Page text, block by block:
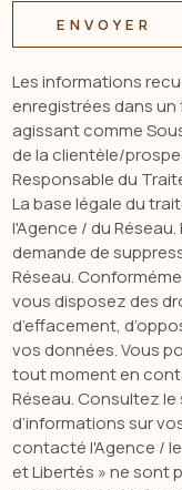
ENVOYER
Les informations
enregistrées dans
agissant comme
de la clientèle/
Responsable du
La base légale du
l'Agence / du
demande de
Réseau.
vous disposez des
d’effacement,
vos données. Vous
tout moment en
Réseau. Consultez le
d’informations sur
contacté l'Agence /
et Libertés » ne sont